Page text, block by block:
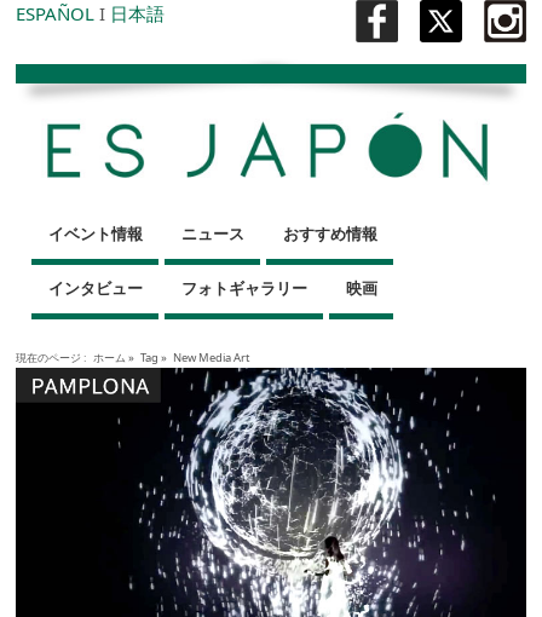
ESPAÑOL I 日本語
イベント情報 ニュース おすすめ情報
インタビュー フォトギャラリー 映画
現在のページ : ホーム » Tag » New Media Art